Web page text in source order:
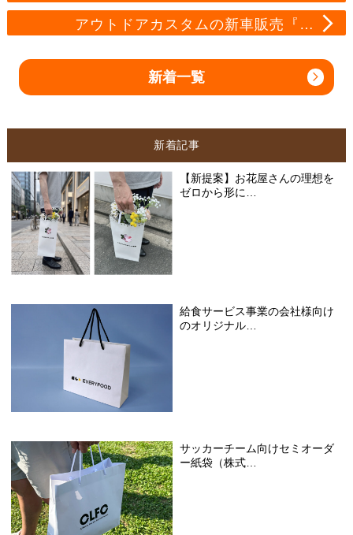
アウトドアカスタムの新車販売『…
新着一覧
新着記事
【新提案】お花屋さんの理想を
ゼロから形に…
給食サービス事業の会社様向け
のオリジナル…
サッカーチーム向けセミオーダ
ー紙袋（株式…